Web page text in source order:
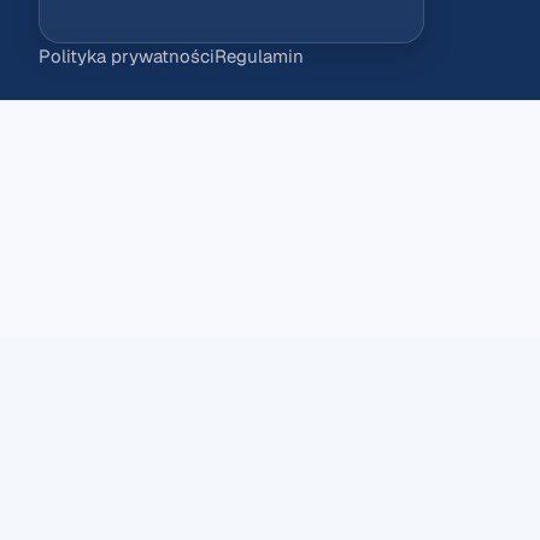
Polityka prywatnościRegulamin